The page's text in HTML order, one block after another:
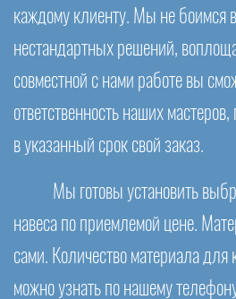
каждому клиенту. Мы не боимся
нестандартных решений,
совместной с нами работе вы
ответственность наших
в указанный срок свой заказ.
Мы готовы установить
навеса по приемлемой цене.
сами. Количество материала для
можно узнать по нашему